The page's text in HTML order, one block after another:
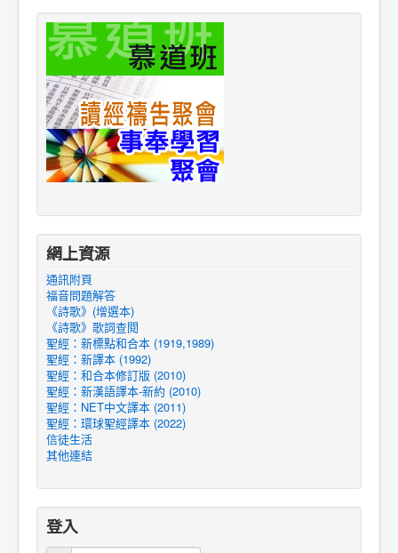
網上資源
通訊附頁
福音問題解答
《詩歌》(增選本)
《詩歌》歌詞查閱
聖經：新標點和合本 (1919,1989)
聖經：新譯本 (1992)
聖經：和合本修訂版 (2010)
聖經：新漢語譯本-新約 (2010)
聖經：NET中文譯本 (2011)
聖經：環球聖經譯本 (2022)
信徒生活
其他連結
登入